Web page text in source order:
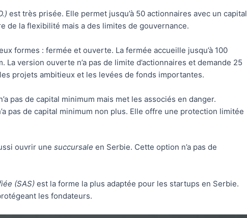
est très prisée. Elle permet jusqu’à 50 actionnaires avec un capital
de la flexibilité mais a des limites de gouvernance.
formes : fermée et ouverte. La fermée accueille jusqu’à 100
version ouverte n’a pas de limite d’actionnaires et demande 25
projets ambitieux et les levées de fonds importantes.
pas de capital minimum mais met les associés en danger.
pas de capital minimum non plus. Elle offre une protection limitée
ouvrir une succursale en Serbie. Cette option n’a pas de
(SAS) est la forme la plus adaptée pour les startups en Serbie.
les fondateurs.